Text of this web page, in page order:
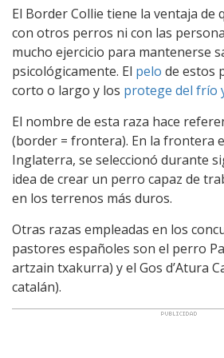
El Border Collie tiene la ventaja de
con otros perros ni con las
mucho ejercicio para mantenerse
psicológicamente. El pelo de estos
corto o largo y los protege del frío
El nombre de esta raza hace
(border = frontera). En la frontera
Inglaterra, se seleccionó durante
idea de crear un perro capaz de
en los terrenos más duros.
Otras razas empleadas en los
pastores españoles son el perro
artzain txakurra) y el Gos d’Atura
catalán).